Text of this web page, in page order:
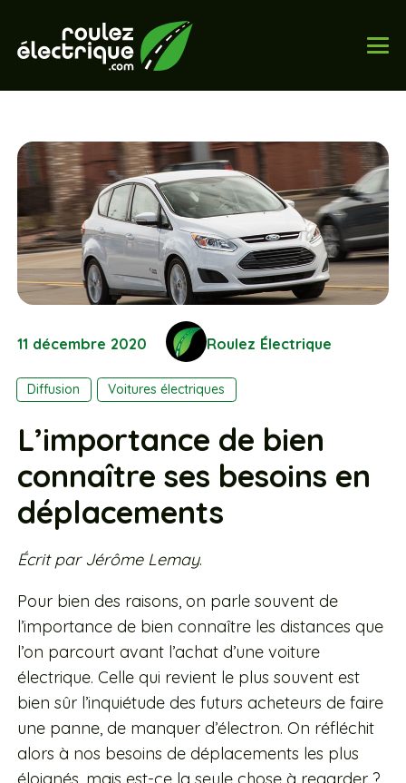
11 décembre 2020 Roulez Électrique
Diffusion Voitures électriques
L’importance de bien
connaître ses besoins en
déplacements
Écrit par Jérôme Lemay.
Pour bien des raisons, on parle souvent de
l’importance de bien connaître les distances que
l’on parcourt avant l’achat d’une voiture
électrique. Celle qui revient le plus souvent est
bien sûr l’inquiétude des futurs acheteurs de faire
une panne, de manquer d’électron. On réfléchit
alors à nos besoins de déplacements les plus